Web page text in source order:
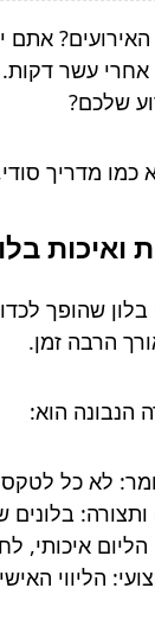
אתם
עשר דקות.
שלכם?
כמו מדריך
ואיכות
שהופך
הרבה זמן.
הנבונה הוא:
לא כל לטקס
ותצורה:
הליום איכותי,
הליווי